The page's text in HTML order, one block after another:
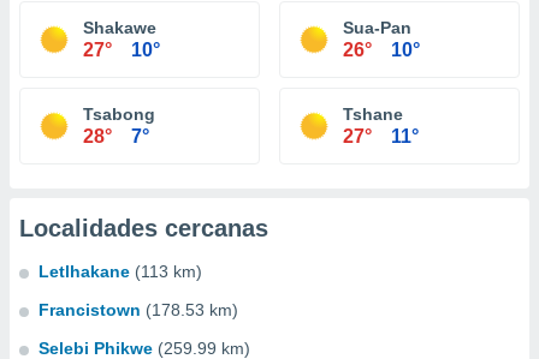
Shakawe
27° 10°
Sua-Pan
26° 10°
Tsabong
28° 7°
Tshane
27° 11°
Localidades cercanas
Letlhakane (113 km)
Francistown (178.53 km)
Selebi Phikwe (259.99 km)